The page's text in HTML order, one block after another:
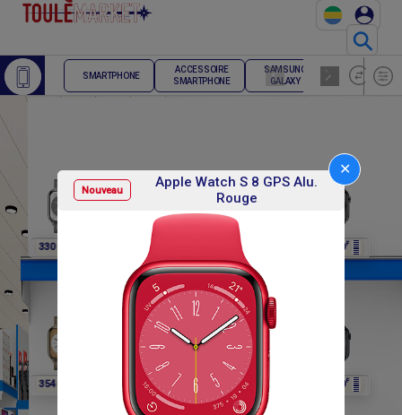
⚲
Nouveau
Apple Watch S 8 GPS Alu.
Rouge
✕
SMARTPHONE
ACCESSOIRE
SMARTPHONE
SAMSUNG
GALAXY
TELEPHONE
FIXE
330 000 330 000 330 000F
354 000 354 000 F 354 000 F 354 000 354 000F